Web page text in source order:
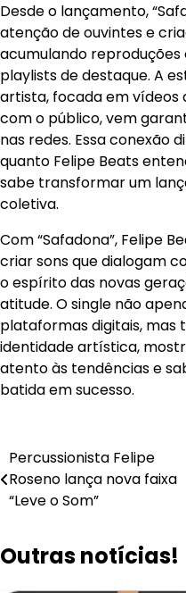
Desde o lançamento,
atenção de ouvintes e
acumulando
playlists de destaque. A
artista, focada em vídeos
com o público, vem
nas redes. Essa conexão
quanto Felipe Beats
sabe transformar um
coletiva.
Com “Safadona”, Felipe
criar sons que dialogam
o espírito das novas
atitude. O single não
plataformas digitais, mas
identidade artística,
atento às tendências e
batida em sucesso.
Navegação
de
Post
Percussionista Felipe
Roseno lança nova faixa
“Leve o Som”
Outras notícias!